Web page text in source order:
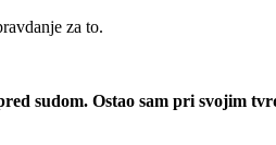
za to.
sudom. Ostao sam pri svojim